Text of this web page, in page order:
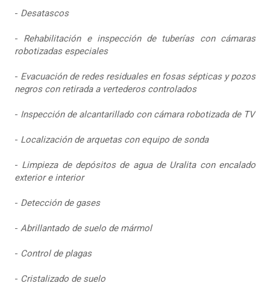
- Desatascos
- Rehabilitación e inspección de tuberías con cámaras
robotizadas especiales
- Evacuación de redes residuales en fosas sépticas y pozos
negros con retirada a vertederos controlados
- Inspección de alcantarillado con cámara robotizada de TV
- Localización de arquetas con equipo de sonda
- Limpieza de depósitos de agua de Uralita con encalado
exterior e interior
- Detección de gases
- Abrillantado de suelo de mármol
- Control de plagas
- Cristalizado de suelo